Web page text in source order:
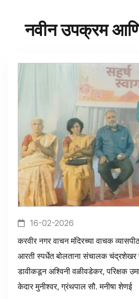
नवीन उपक्रम
16-02-2026
करवीर नगर वाचन मंदिरच्या वाचक
आरती स्पर्धेत बोलताना संचालक चंद्रशेखर
डावीकडून अश्विनी वळीवडेकर, परिक्षक
केदार मुनीश्वर, ग्रंथपाल सौ. मनीषा शेणई